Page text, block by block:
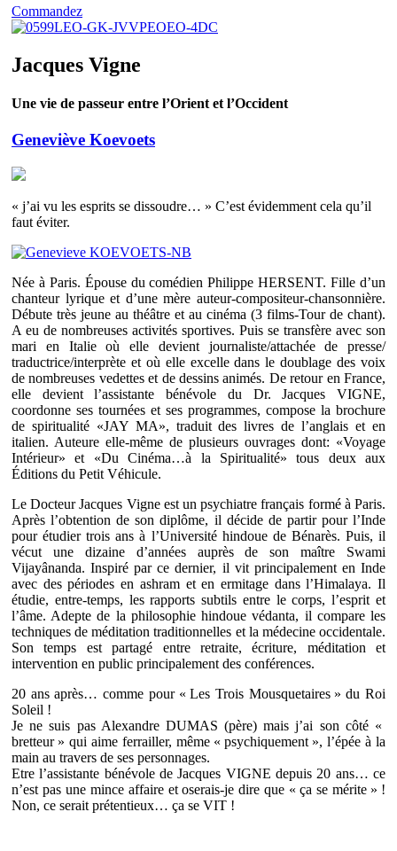
Commandez
Jacques Vigne
Une vie de passeur entre l’Orient et l’Occident
Geneviève Koevoets
« j’ai vu les esprits se dissoudre… » C’est évidemment cela qu’il
faut éviter.
Née à Paris. Épouse du comédien Philippe HERSENT. Fille d’un
chanteur lyrique et d’une mère auteur-compositeur-chansonnière.
Débute très jeune au théâtre et au cinéma (3 films-Tour de chant).
A eu de nombreuses activités sportives. Puis se transfère avec son
mari en Italie où elle devient journaliste/attachée de presse/
traductrice/interprète et où elle excelle dans le doublage des voix
de nombreuses vedettes et de dessins animés. De retour en France,
elle devient l’assistante bénévole du Dr. Jacques VIGNE,
coordonne ses tournées et ses programmes, compose la brochure
de spiritualité «JAY MA», traduit des livres de l’anglais et en
italien. Auteure elle-même de plusieurs ouvrages dont: «Voyage
Intérieur» et «Du Cinéma…à la Spiritualité» tous deux aux
Éditions du Petit Véhicule.
Le Docteur Jacques Vigne est un psychiatre français formé à Paris.
Après l’obtention de son diplôme, il décide de partir pour l’Inde
pour étudier trois ans à l’Université hindoue de Bénarès. Puis, il
vécut une dizaine d’années auprès de son maître Swami
Vijayânanda. Inspiré par ce dernier, il vit principalement en Inde
avec des périodes en ashram et en ermitage dans l’Himalaya. Il
étudie, entre-temps, les rapports subtils entre le corps, l’esprit et
l’âme. Adepte de la philosophie hindoue védanta, il compare les
techniques de méditation traditionnelles et la médecine occidentale.
Son temps est partagé entre retraite, écriture, méditation et
intervention en public principalement des conférences.
20 ans après… comme pour « Les Trois Mousquetaires » du Roi
Soleil !
Je ne suis pas Alexandre DUMAS (père) mais j’ai son côté «
bretteur » qui aime ferrailler, même « psychiquement », l’épée à la
main au travers de ses personnages.
Etre l’assistante bénévole de Jacques VIGNE depuis 20 ans… ce
n’est pas une mince affaire et oserais-je dire que « ça se mérite » !
Non, ce serait prétentieux… ça se VIT !